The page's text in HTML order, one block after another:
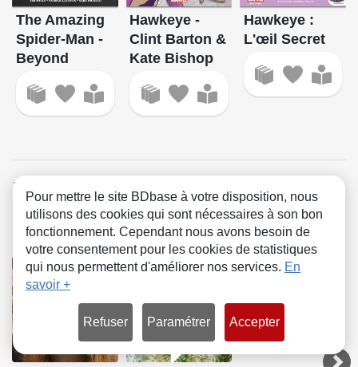
The Amazing
Spider-Man -
Beyond
Hawkeye -
Clint Barton &
Kate Bishop
Hawkeye :
L'œil Secret
Kelly Thompson a
collaboré avec :
Pour mettre le site BDbase à votre disposition, nous
utilisons des cookies qui sont nécessaires à son bon
fonctionnement. Cependant nous avons besoin de
votre consentement pour les cookies de statistiques
qui nous permettent d'améliorer nos services. En
savoir +
Refuser Paramétrer Accepter